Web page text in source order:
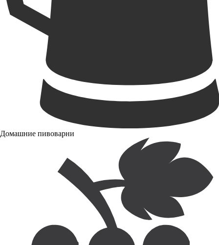
Домашние пивоварни